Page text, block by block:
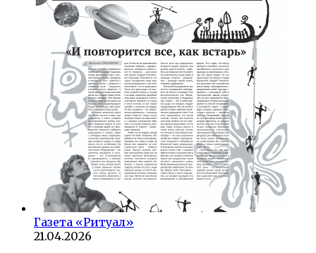
Газета «Ритуал»
21.04.2026